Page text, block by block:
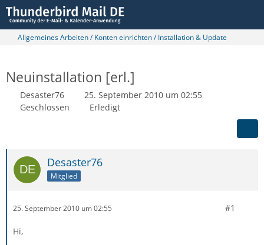
Allgemeines Arbeiten / Konten einrichten / Installation & Update
Neuinstallation [erl.]
Desaster76
25. September 2010 um 02:55
Geschlossen
Erledigt
Desaster76
Mitglied
25. September 2010 um 02:55 #1
Hi,